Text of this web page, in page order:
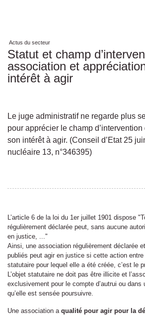
Actus du secteur
Statut et champ
association et
intérêt à agir
Le juge administratif ne regarde plus
pour apprécier le champ d’intervention
son intérêt à agir. (Conseil d’Etat 25
nucléaire 13, n°346395)
L’article 6 de la loi du 1er juillet 1901 dispose
régulièrement déclarée peut, sans aucune
en justice, ..."
Ainsi, une association régulièrement déclarée
publiés peut agir en justice si cette action entre
statutaire pour lequel elle a été créée, c’est le
L’objet statutaire ne doit pas être illicite et
exclusivement pour le compte d’autrui ou dans
qu’elle est sensée poursuivre.
Une association a qualité pour agir pour la